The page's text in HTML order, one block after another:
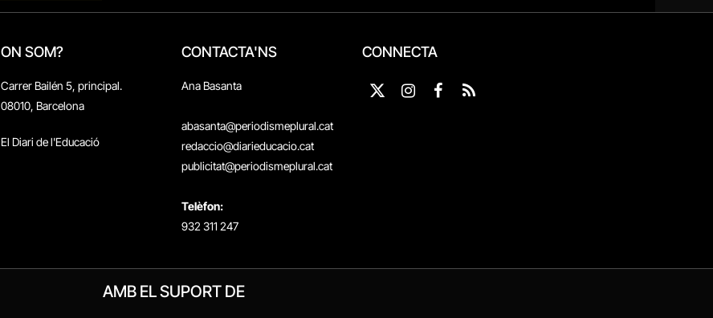
ON SOM?
Carrer Bailén 5, principal.
08010, Barcelona
El Diari de l'Educació
CONTACTA'NS
Ana Basanta
abasanta@periodismeplural.cat
redaccio@diarieducacio.cat
publicitat@periodismeplural.cat
Telèfon:
932 311 247
CONNECTA
X
InstagramFacebook
RSS
AMB EL SUPORT DE